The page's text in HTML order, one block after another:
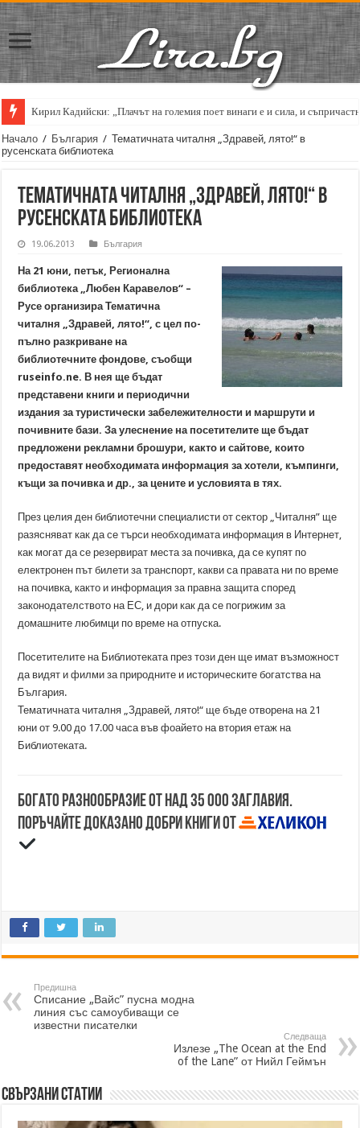
Кирил Кадийски: „Плачът на големия поет винаги е и сила, и
Начало / България / Тематичната читалня „Здравей, лято!“ в
русенската библиотека
Тематичната читалня „Здравей, лято!“ в
русенската библиотека
19.06.2013 България
На 21 юни, петък, Регионална
библиотека „Любен Каравелов“ –
Русе организира Тематична
читалня „Здравей, лято!“, с цел по-
пълно разкриване на
библиотечните фондове, съобщи
ruseinfo.ne. В нея ще бъдат
представени книги и периодични
издания за туристически забележителности и маршрути и
почивните бази. За улеснение на посетителите ще бъдат
предложени рекламни брошури, както и сайтове, които
предоставят необходимата информация за хотели, къмпинги,
къщи за почивка и др., за цените и условията в тях.
През целия ден библиотечни специалисти от сектор „Читалня” ще
разясняват как да се търси необходимата информация в Интернет,
как могат да се резервират места за почивка, да се купят по
електронен път билети за транспорт, какви са правата ни по време
на почивка, както и информация за правна защита според
законодателството на ЕС, и дори как да се погрижим за
домашните любимци по време на отпуска.
Посетителите на Библиотеката през този ден ще имат възможност
да видят и филми за природните и историческите богатства на
България.
Тематичната читалня „Здравей, лято!“ ще бъде отворена на 21
юни от 9.00 до 17.00 часа във фоайето на втория етаж на
Библиотеката.
Богато разнообразие от над 35 000 заглавия.
Поръчайте доказано добри книги от
Предишна
Списание „Вайс” пусна модна
линия със самоубиващи се
известни писателки
Следваща
Излезе „The Ocean at the End
of the Lane” от Нийл Геймън
Свързани статии